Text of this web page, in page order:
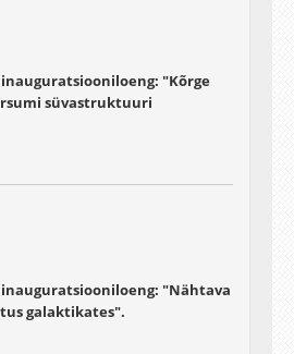
"Kõrge
süvastruktuuri
"Nähtava
galaktikates".